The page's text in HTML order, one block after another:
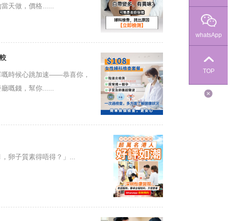
天做，價格......
嘅時候心跳加速——恭喜你，
嘅錢，幫你......
卵子質素得唔得？」...
whatsApp
TOP